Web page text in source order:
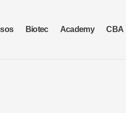
Biotec Academy CBA